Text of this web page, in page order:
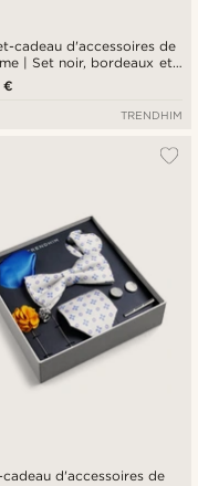
cadeau d'accessoires de
| Set noir, bordeaux et
€
TRENDHIM
d'accessoires de